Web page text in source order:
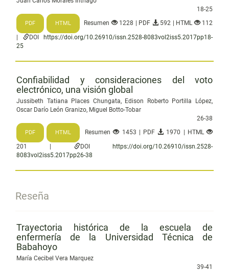
18-25
PDF HTML Resumen 1228 | PDF 592 | HTML
112
DOI
https://doi.org/10.26910/issn.2528-8083vol2iss5.2017pp18-
25
Confiabilidad y consideraciones del voto
electrónico, una visión global
Jussibeth Tatiana Places Chungata, Edison Roberto Portilla López,
Oscar Darío León Granizo, Miguel Botto-Tobar
26-38
PDF HTML Resumen 1453 | PDF
1970 | HTML
201 |
DOI
https://doi.org/10.26910/issn.2528-
8083vol2iss5.2017pp26-38
Reseña
Trayectoria histórica de la escuela de
enfermería de la Universidad Técnica de
Babahoyo
María Cecibel Vera Marquez
39-41